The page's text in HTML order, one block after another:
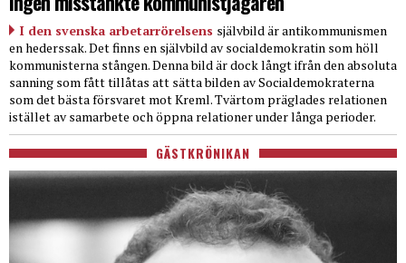
I den svenska arbetarrörelsens självbild är antikommunismen
en hederssak. Det finns en självbild av socialdemokratin som höll
kommunisterna stången. Denna bild är dock långt ifrån den absoluta
sanning som fått tillåtas att sätta bilden av Socialdemokraterna
som det bästa försvaret mot Kreml. Tvärtom präglades relationen
istället av samarbete och öppna relationer under långa perioder.
GÄSTKRÖNIKAN